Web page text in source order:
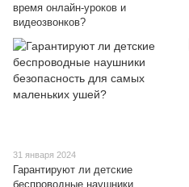
время онлайн-уроков и
видеозвонков?
31 января 2024
Гарантируют ли детские
беспроводные наушники